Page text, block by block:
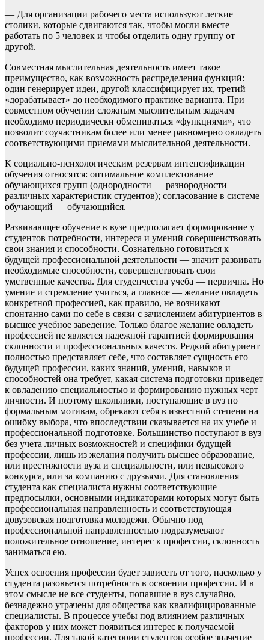
— Для организации рабочего места используют легкие
столики, которые сдвигаются так, чтобы могли вместе
работать по 5 человек и чтобы отделить одну группу от
другой.
Совместная мыслительная деятельность имеет такое
преимущество, как возможность распределения функций:
один генерирует идеи, другой классифицирует их, третий
«дорабатывает» до необходимого практике варианта. При
совместном обучении сложным мыслительным задачам
необходимо периодически обмениваться «функциями», что
позволит соучастникам более или менее равномерно овладеть
соответствующими приемами мыслительной деятельности.
К социально-психологическим резервам интенсификации
обучения относятся: оптимальное комплектование
обучающихся групп (однородности — разнородности
различных характеристик студентов); согласование в системе
обучающий — обучающийся.
Развивающее обучение в вузе предполагает формирование у
студентов потребности, интереса и умений совершенствовать
свои знания и способности. Сознательно готовиться к
будущей профессиональной деятельности — значит развивать
необходимые способности, совершенствовать свои
умственные качества. Для студенчества учеба — первична. Но
умение и стремление учиться, а главное — желание овладеть
конкретной профессией, как правило, не возникают
спонтанно сами по себе в связи с зачислением абитуриентов в
высшее учебное заведение. Только благое желание овладеть
профессией не является надежной гарантией формирования
склонности и профессиональных качеств. Редкий абитуриент
полностью представляет себе, что составляет сущность его
будущей профессии, каких знаний, умений, навыков и
способностей она требует, какая система подготовки приведет
к овладению специальностью и формированию нужных черт
личности. И поэтому школьники, поступающие в вуз по
формальным мотивам, обрекают себя в известной степени на
ошибку выбора, что впоследствии сказывается на их учебе и
профессиональной подготовке. Большинство поступают в вуз
без учета личных возможностей и специфики будущей
профессии, лишь из желания получить высшее образование,
или престижности вуза и специальности, или невысокого
конкурса, или за компанию с друзьями. Для становления
студента как специалиста нужны соответствующие
предпосылки, основными индикаторами которых могут быть
профессиональная направленность и соответствующая
довузовская подготовка молодежи. Обычно под
профессиональной направленностью подразумевают
положительное отношение, интерес к профессии, склонность
заниматься ею.
Успех освоения профессии будет зависеть от того, насколько у
студента разовьется потребность в освоении профессии. И в
этом смысле не все студенты, попавшие в вуз случайно,
безнадежно утрачены для общества как квалифицированные
специалисты. В процессе учебы под влиянием различных
факторов у них может появиться интерес к получаемой
профессии. Для такой категории студентов особое значение